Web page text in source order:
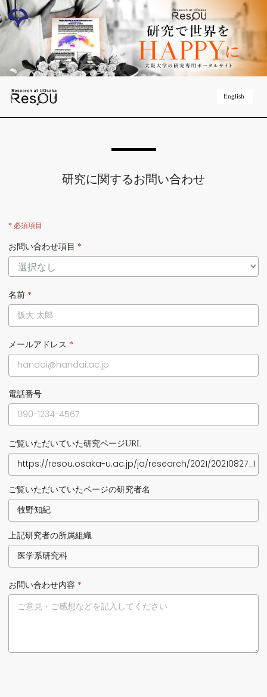
English
研究に関するお問い合わせ
* 必須項目
お問い合わせ項目 *
名前 *
メールアドレス *
電話番号
ご覧いただいていた研究ページURL
ご覧いただいていたページの研究者名
上記研究者の所属組織
お問い合わせ内容 *